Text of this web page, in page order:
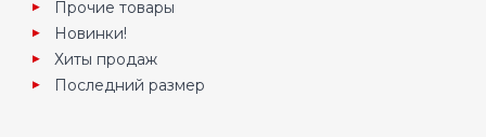
Прочие товары
Новинки!
Хиты продаж
Последний размер